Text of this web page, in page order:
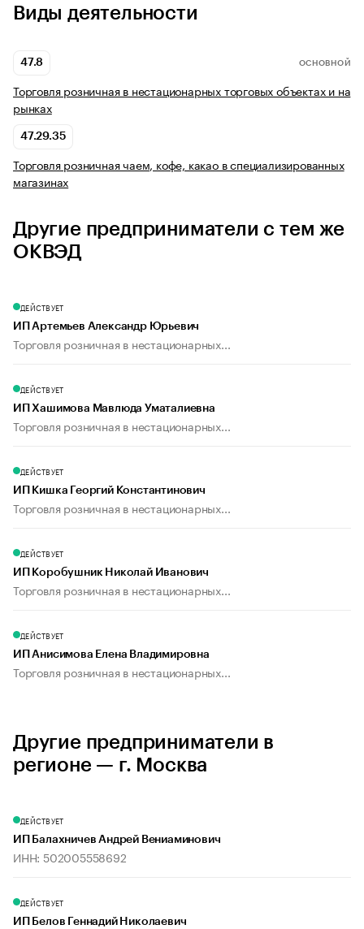
Виды деятельности
47.8 ОСНОВНОЙ
Торговля розничная в нестационарных торговых объектах и на
рынках
47.29.35
Торговля розничная чаем, кофе, какао в специализированных
магазинах
Другие предприниматели с тем же
ОКВЭД
ДЕЙСТВУЕТ
ИП Артемьев Александр Юрьевич
Торговля розничная в нестационарных...
ДЕЙСТВУЕТ
ИП Хашимова Мавлюда Уматалиевна
Торговля розничная в нестационарных...
ДЕЙСТВУЕТ
ИП Кишка Георгий Константинович
Торговля розничная в нестационарных...
ДЕЙСТВУЕТ
ИП Коробушник Николай Иванович
Торговля розничная в нестационарных...
ДЕЙСТВУЕТ
ИП Анисимова Елена Владимировна
Торговля розничная в нестационарных...
Другие предприниматели в
регионе — г. Москва
ДЕЙСТВУЕТ
ИП Балахничев Андрей Вениаминович
ИНН: 502005558692
ДЕЙСТВУЕТ
ИП Белов Геннадий Николаевич